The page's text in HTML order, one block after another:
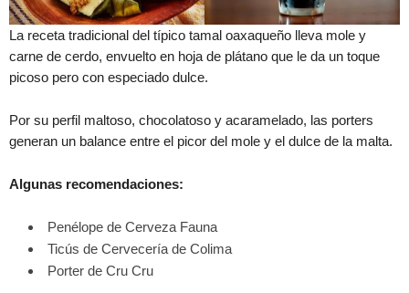
La receta tradicional del típico tamal oaxaqueño lleva mole y
carne de cerdo, envuelto en hoja de plátano que le da un toque
picoso pero con especiado dulce.
Por su perfil maltoso, chocolatoso y acaramelado, las porters
generan un balance entre el picor del mole y el dulce de la malta.
Algunas recomendaciones:
Penélope de Cerveza Fauna
Ticús de Cervecería de Colima
Porter de Cru Cru